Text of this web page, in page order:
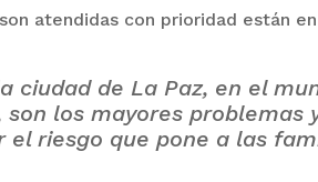
atendidas con prioridad están
ciudad de La Paz, en el
los mayores problemas
riesgo que pone a las